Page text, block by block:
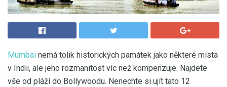
Mumbai nemá tolik historických památek jako některé místa
v Indii, ale jeho rozmanitost víc než kompenzuje. Najdete
vše od pláží do Bollywoodu. Nenechte si ujít tato 12